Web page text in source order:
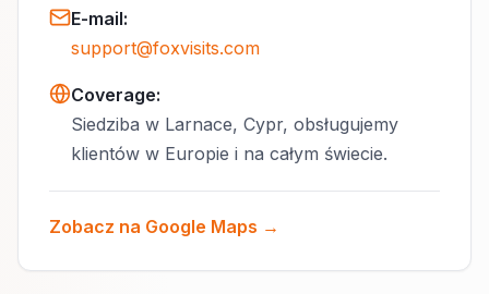
E-mail:
support@foxvisits.com
Coverage:
Siedziba w Larnace, Cypr, obsługujemy
klientów w Europie i na całym świecie.
Zobacz na Google Maps →